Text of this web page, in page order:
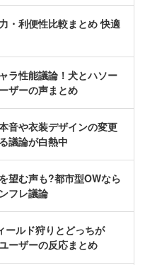
・利便性比較まとめ 快適
ラ性能議論！犬とハソー
ザーの声まとめ
音や衣装デザインの変更
議論が白熱中
望む声も?都市型OWなら
フレ議論
ールド狩りとどっちが
ーザーの反応まとめ